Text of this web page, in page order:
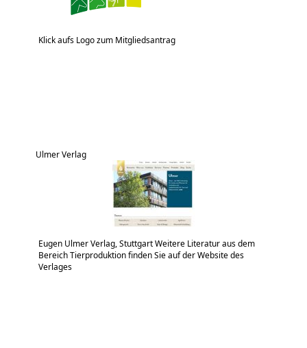
Klick aufs Logo zum Mitgliedsantrag
Ulmer Verlag
Eugen Ulmer Verlag, Stuttgart Weitere Literatur aus dem
Bereich Tierproduktion finden Sie auf der Website des
Verlages